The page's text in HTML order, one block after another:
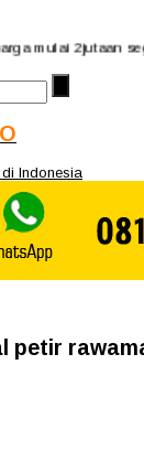
2jutaan
Indonesia
petir